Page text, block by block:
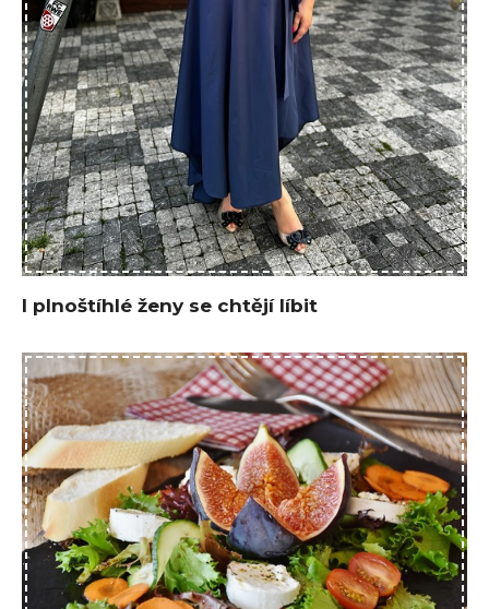
I plnoštíhlé ženy se chtějí líbit